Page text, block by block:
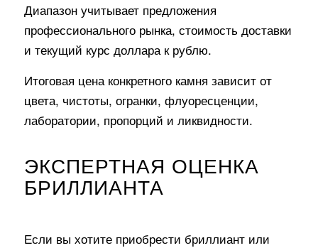
Диапазон учитывает предложения
профессионального рынка, стоимость доставки
и текущий курс доллара к рублю.
Итоговая цена конкретного камня зависит от
цвета, чистоты, огранки, флуоресценции,
лаборатории, пропорций и ликвидности.
ЭКСПЕРТНАЯ ОЦЕНКА
БРИЛЛИАНТА
Если вы хотите приобрести бриллиант или